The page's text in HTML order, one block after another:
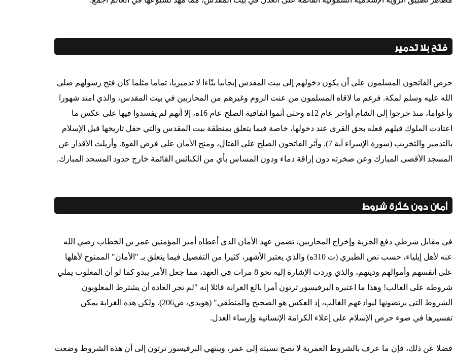
فتح بلا تدمير
حرص الفاتحون المسلمون على أن يكون دخولهم إلى بيت المقدس إيجابيا بنّاءا لا تدميريا، تماما مثلما كان فتح رسولهم صلى
الله عليه وسلم لمكة. فرغم ما لاقاه المسلمون من عنت الروم وغيرهم من المحاربين في بيت المقدس، والذي امتد شهورا
وأعواما، منذ خرجوا إلى الشام أواخر عام 12ه وحتى أتموا اتفاقية الصلح عام 16ه، إلا أنهم لم يفسدوا فيها على عكس ما
اعتادت الملوك قبلهم فعله بحق القرى عند دخولها، خاصة فيما يتعلق بمنطقة بيت المقدس والتي حفل تاريخها قبل الإسلام
بالتدمير والتخريب (سورة الإسراء آية 7). وآثر الفاتحون الصلح على القتال، ومنح الأمان على فرض القوة. وأزيلت الأقذار عن
المسجد الأقصى المبارك وعن صخرته دون إراقة دماء ودون المساس بأي من الكنائس القائمة خارج حدود المسجد المبارك.
أمان دون كثرة شروط
في مقابل شرطي دفع الجزية وإخراج المحاربين، تضمن عهد الأمان الذي أعطاه أمير المؤمنين عمر بن الخطاب رضي الله
عنه لأهل إيلياء، حسب نص الطبري (ت 310ه) والذي يعتبر الأشهر، كثيرا من التفصيل فيما يتعلق بـ "الأمان" الممنوح لأهلها
على أنفسهم وأموالهم ودينهم، والذي وردت الإشارة إليه نحو 8 مرات في العهد، مما جعل الأمر يبدو كما لو أن المغلوب يملي
شروطه على الغالب! وهذا ما اعتبره البرفيسور ترتون أمرا بالغ الغرابة قائلا إنه "لم تجر العادة أن يشترط المغلوبون
الشروط التي يرتضونها ليوادعهم الغالب، إذ العكس هو الصحيح والمنطقي" (هويدي، ص206). ولكن هذه الغرابة يمكن
تفسيرها في ضوء حرص الإسلام على إعلاء الكرامة الإنسانية وإرساء العدل.
فضلا عن ذلك، فإن ما عرف بالشروط العمرية لا تصح نسبته إلى عمر، وينتهي البرفيسور ترتون إلى أن هذه الشروط وضعت